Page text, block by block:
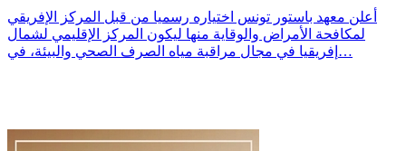
أعلن معهد باستور تونس اختياره رسميا من قبل المركز الإفريقي
لمكافحة الأمراض والوقاية منها ليكون المركز الإقليمي لشمال
إفريقيا في مجال مراقبة مياه الصرف الصحي والبيئة، في…